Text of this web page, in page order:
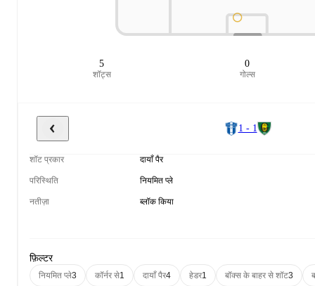
5
शॉट्स
0
गोल्स
1 - 1
शॉट प्रकार दायाँ पैर
परिस्थिति नियमित प्ले
नतीज़ा ब्लॉक किया
फ़िल्टर
नियमित प्ले3 कॉर्नर से1 दायाँ पैर4 हेडर1 बॉक्स के बाहर से शॉट3